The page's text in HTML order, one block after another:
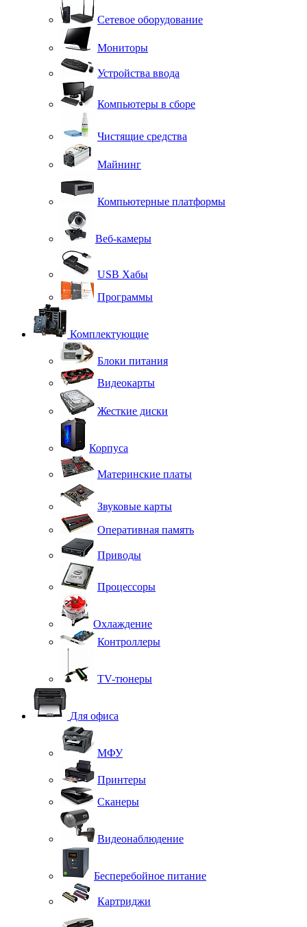
Сетевое оборудование
Мониторы
Устройства ввода
Компьютеры в сборе
Чистящие средства
Майнинг
Компьютерные платформы
Веб-камеры
USB Хабы
Программы
Комплектующие
Блоки питания
Видеокарты
Жесткие диски
Корпуса
Материнские платы
Звуковые карты
Оперативная память
Приводы
Процессоры
Охлаждение
Контроллеры
TV-тюнеры
Для офиса
МФУ
Принтеры
Сканеры
Видеонаблюдение
Бесперебойное питание
Картриджи